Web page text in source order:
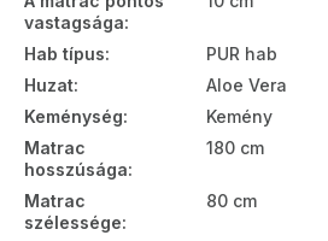
vastagsága:
Hab típus:
PUR hab
Huzat:
Aloe Vera
Keménység:
Kemény
Matrac
hosszúsága:
180 cm
Matrac
szélessége:
80 cm